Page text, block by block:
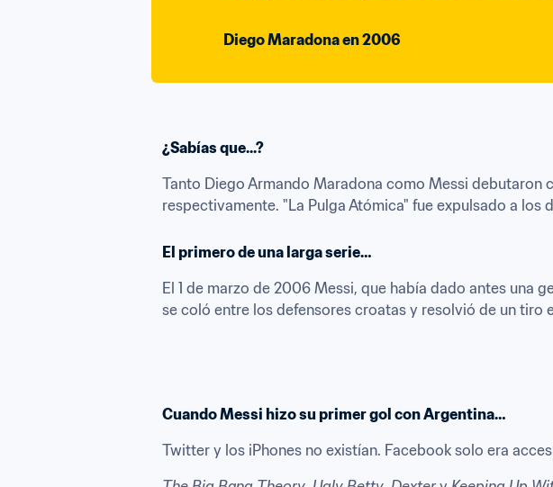
Diego Maradona en 2006
¿Sabías que...?
Tanto Diego Armando Maradona como Messi debutaron
respectivamente. "La Pulga Atómica" fue expulsado a los
El primero de una larga serie…
El 1 de marzo de 2006 Messi, que había dado antes una
se coló entre los defensores croatas y resolvió de un tiro
Cuando Messi hizo su primer gol con Argentina…
Twitter y los iPhones no existían. Facebook solo era